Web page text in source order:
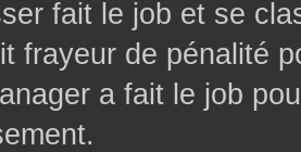
fait le job et se
frayeur de pénalité
a fait le job